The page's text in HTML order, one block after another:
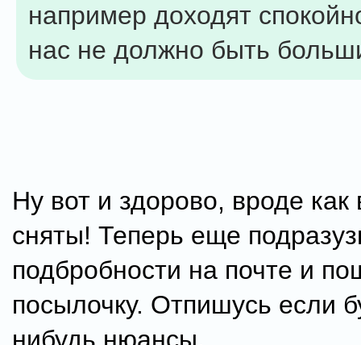
например доходят
нас не должно быть
Ну вот и здорово, вроде как
сняты! Теперь еще
подбробности на почте и
посылочку. Отпишусь если